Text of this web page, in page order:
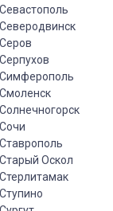
Севастополь
Северодвинск
Серов
Серпухов
Симферополь
Смоленск
Солнечногорск
Сочи
Ставрополь
Старый Оскол
Стерлитамак
Ступино